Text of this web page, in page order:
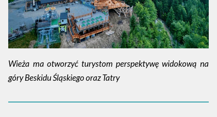
Wieża ma otworzyć turystom perspektywę widokową na
góry Beskidu Śląskiego oraz Tatry